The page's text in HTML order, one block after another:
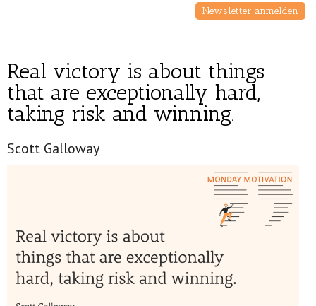
Newsletter anmelden
Real victory is about things
that are exceptionally hard,
taking risk and winning.
Scott Galloway